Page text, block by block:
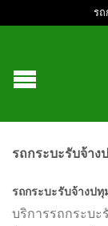
รถ
รถกระบะรับจ้าง
รถกระบะรับจ้างป
บริการรถกระบะ